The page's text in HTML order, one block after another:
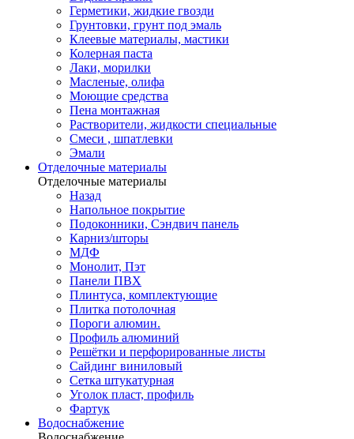
Герметики, жидкие гвозди
Грунтовки, грунт под эмаль
Клеевые материалы, мастики
Колерная паста
Лаки, морилки
Масленые, олифа
Моющие средства
Пена монтажная
Растворители, жидкости специальные
Смеси , шпатлевки
Эмали
Отделочные материалы
Отделочные материалы
Назад
Напольное покрытие
Подоконники, Сэндвич панель
Карниз/шторы
МДФ
Монолит, Пэт
Панели ПВХ
Плинтуса, комплектующие
Плитка потолочная
Пороги алюмин.
Профиль алюминий
Решётки и перфорированные листы
Сайдинг виниловый
Сетка штукатурная
Уголок пласт, профиль
Фартук
Водоснабжение